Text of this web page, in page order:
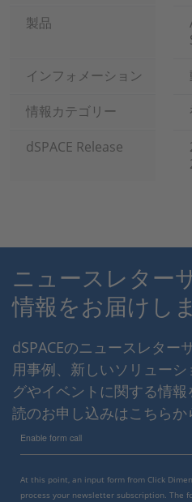
製品
インフォメーション
情報カテゴリー
dSPACE Release
ニュースレター
情報をお届けしま
dSPACEのニュースレター
用事例、新しいソリュー
グやイベントに関する情
読のお申し込みはこちらか
Enable form call
At this point, an input form from Click
process your newsletter subscription. The